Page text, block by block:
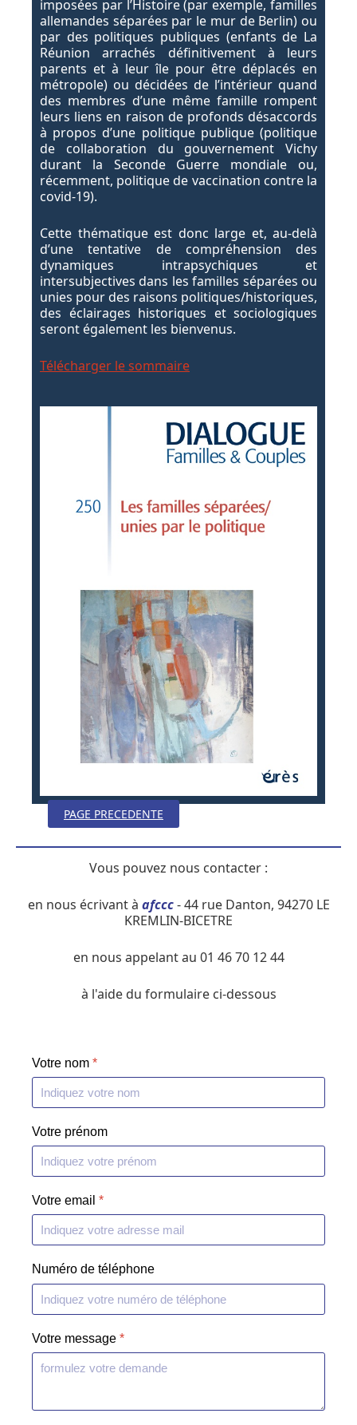
imposées par l’Histoire (par exemple, familles
allemandes séparées par le mur de Berlin) ou
par des politiques publiques (enfants de La
Réunion arrachés définitivement à leurs
parents et à leur île pour être déplacés en
métropole) ou décidées de l’intérieur quand
des membres d’une même famille rompent
leurs liens en raison de profonds désaccords
à propos d’une politique publique (politique
de collaboration du gouvernement Vichy
durant la Seconde Guerre mondiale ou,
récemment, politique de vaccination contre la
covid-19).
Cette thématique est donc large et, au-delà
d’une tentative de compréhension des
dynamiques intrapsychiques et
intersubjectives dans les familles séparées ou
unies pour des raisons politiques/historiques,
des éclairages historiques et sociologiques
seront également les bienvenus.
Télécharger le sommaire
PAGE PRECEDENTE
Vous pouvez nous contacter :
en nous écrivant à afccc- 44 rue Danton, 94270 LE
KREMLIN-BICETRE
en nous appelant au 01 46 70 12 44
à l'aide du formulaire ci-dessous
Votre nom *
Votre prénom
Votre email *
Numéro de téléphone
Votre message *